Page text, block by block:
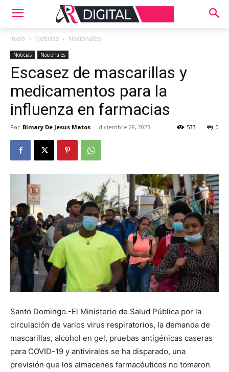
Inicio Noticias Nacionales
Noticias Nacionales
Escasez de mascarillas y
medicamentos para la
influenza en farmacias
Por Bimary De Jesus Matos - diciembre 28, 2023 0
533
Santo Domingo.-El Ministerio de Salud Pública por la
circulación de varios virus respiratorios, la demanda de
mascarillas, alcohol en gel, pruebas antigénicas caseras
para COVID-19 y antivirales se ha disparado, una
previsión que los almacenes farmacéuticos no tomaron